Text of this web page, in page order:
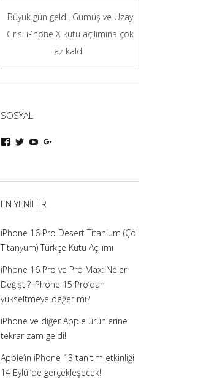
Büyük gün geldi, Gümüş ve Uzay
Grisi iPhone X kutu açılımına çok
az kaldı.
SOSYAL
iphoneturka
profilini
iphoneturka
profilini
iphoneturka
profiliniprofilini
EN YENILER
iPhone 16 Pro Desert Titanium (Çöl
Titanyum) Türkçe Kutu Açılımı
iPhone 16 Pro ve Pro Max: Neler
Değişti? iPhone 15 Pro’dan
yükseltmeye değer mi?
iPhone ve diğer Apple ürünlerine
tekrar zam geldi!
Apple’ın iPhone 13 tanıtım etkinliği
14 Eylül’de gerçekleşecek!